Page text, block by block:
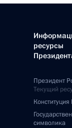
ресурсы
Президент
Текущий
Конституция
символика